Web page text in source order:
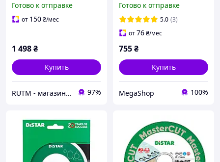
(10115027018)
Готово к отправке
от 150₴/мес
1 498₴
Купить
RUTM - магазин качественных инструментов и оборудования 97%
Butterfly 45x0,6x5,8F,
чистый рез, большой
ресурс
Готово к отправке
5.0 (3)
от76₴/мес
755₴
Купить
MegaShop 100%